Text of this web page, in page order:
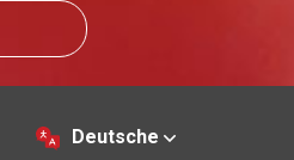
Deutsche